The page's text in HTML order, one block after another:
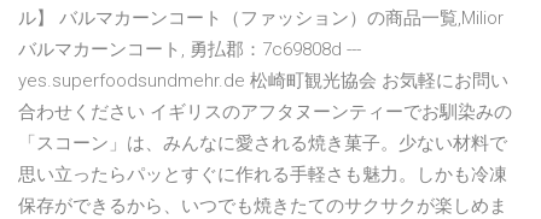
ル】 バルマカーンコート（ファッション）の商品一覧,Milior
バルマカーンコート, 勇払郡：7c69808d ---
yes.superfoodsundmehr.de 松崎町観光協会 お気軽にお問い
合わせください イギリスのアフタヌーンティーでお馴染みの
「スコーン」は、みんなに愛される焼き菓子。少ない材料で
思い立ったらパッとすぐに作れる手軽さも魅力。しかも冷凍
保存ができるから、いつでも焼きたてのサクサクが楽しめま